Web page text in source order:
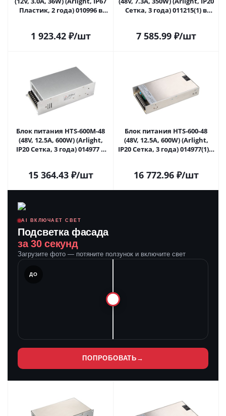
Пластик, 2 года) 010996 в
1 923.42₽/шт
Сетка, 3 года) 011215(1) в
7 585.99₽/шт
Блок питания HTS-600M-48
(48V, 12.5A, 600W) (Arlight,
IP20 Сетка, 3 года) 014977 в
15 364.43₽/шт
Блок питания HTS-600-48
(48V, 12.5A, 600W) (Arlight,
IP20 Сетка, 3 года) 014977(1) в
16 772.96₽/шт
AI ВКЛЮЧАЕТ СВЕТ
Подсветка фасада
за 30 секунд
Загрузите фото — потяните ползунок и включите свет
ДО
ПОПРОБОВАТЬ →